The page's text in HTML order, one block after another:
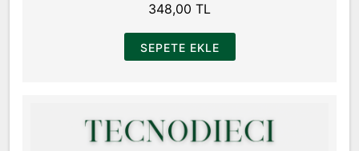
348,00 TL
SEPETE EKLE